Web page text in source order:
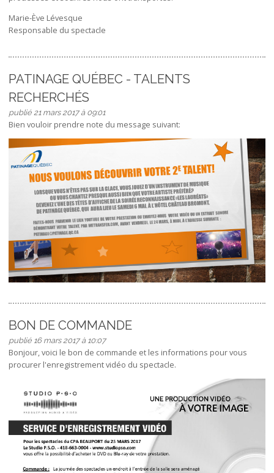
Marie-Ève Lévesque
Responsable du spectacle
PATINAGE QUÉBEC - TALENTS
RECHERCHÉS
publié 21 mars 2017 à 09:01
Bien vouloir prendre note du message suivant:
BON DE COMMANDE
publié 16 mars 2017 à 10:07
Bonjour, voici le bon de commande et les informations pour vous
procurer l'enregistrement vidéo du spectacle.